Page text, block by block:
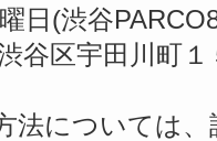
(渋谷
区宇田川町１
法については